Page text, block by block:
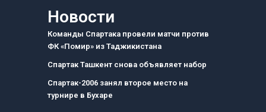
e
b
o
k
a
g
r
a
m
g
a
m
Новости
Команды Спартака провели матчи против
ФК «Помир» из Таджикистана
Спартак Ташкент снова объявляет набор
Спартак-2006 занял второе место на
турнире в Бухаре